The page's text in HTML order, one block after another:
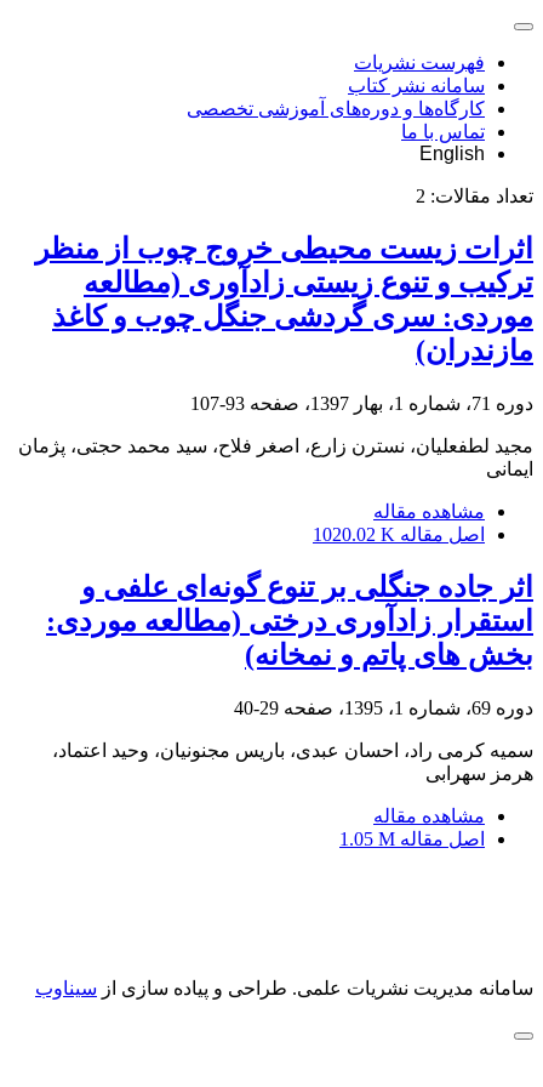
فهرست نشریات
سامانه نشر کتاب
کارگاه‌ها و دوره‌های آموزشی تخصصی
تماس با ما
English
تعداد مقالات: 2
اثرات زیست محیطی خروج چوب از منظر
ترکیب و تنوع زیستی زادآوری (مطالعه
موردی: سری گردشی جنگل چوب و کاغذ
مازندران)
دوره 71، شماره 1، بهار 1397، صفحه 93-107
مجید لطفعلیان، نسترن زارع، اصغر فلاح، سید محمد حجتی، پژمان
ایمانی
مشاهده مقاله
اصل مقاله 1020.02 K
اثر جاده‌ جنگلی بر تنوع گونه‌ای علفی و
استقرار زادآوری درختی (مطالعه موردی:
بخش های پاتم و نمخانه)
دوره 69، شماره 1، 1395، صفحه 29-40
سمیه کرمی راد، احسان عبدی، باریس مجنونیان، وحید اعتماد،
هرمز سهرابی
مشاهده مقاله
اصل مقاله 1.05 M
سامانه مدیریت نشریات علمی. طراحی و پیاده سازی از سیناوب